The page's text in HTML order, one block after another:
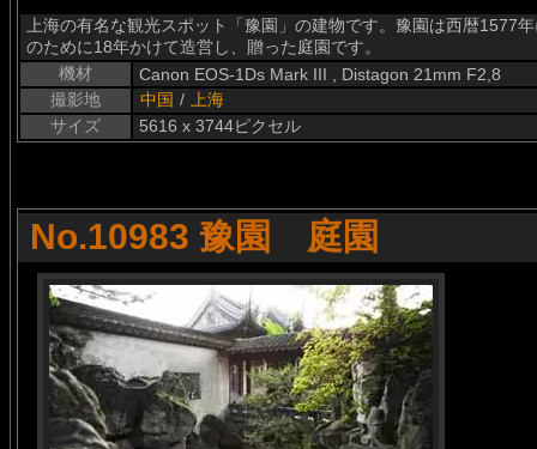
上海の有名な観光スポット「豫園」の建物です。豫園は西暦1577
のために18年かけて造営し、贈った庭園です。
機材
Canon EOS-1Ds Mark III , Distagon 21mm F2,8
撮影地
中国 /
上海
サイズ
5616 x 3744ピクセル
No.10983 豫園 庭園